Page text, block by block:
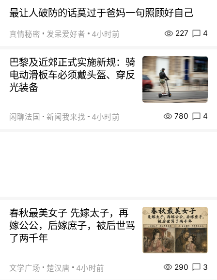
最让人破防的话莫过于爸妈一句照顾好自己
真情秘密 发呆爱好者 4小时前 227 4
巴黎及近郊正式实施新规：骑
电动滑板车必须戴头盔、穿反
光装备
闲聊法国 新闻我来找 4小时前 780 4
春秋最美女子 先嫁太子，再
嫁公公，后嫁庶子，被后世骂
了两千年
文学广场 楚汉唐 4小时前 290 3